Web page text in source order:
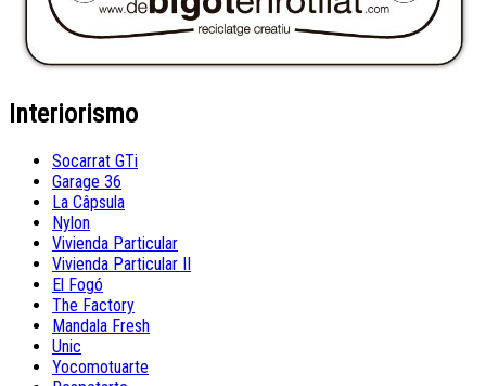
Interiorismo
Socarrat GTi
Garage 36
La Câpsula
Nylon
Vivienda Particular
Vivienda Particular II
El Fogó
The Factory
Mandala Fresh
Unic
Yocomotuarte